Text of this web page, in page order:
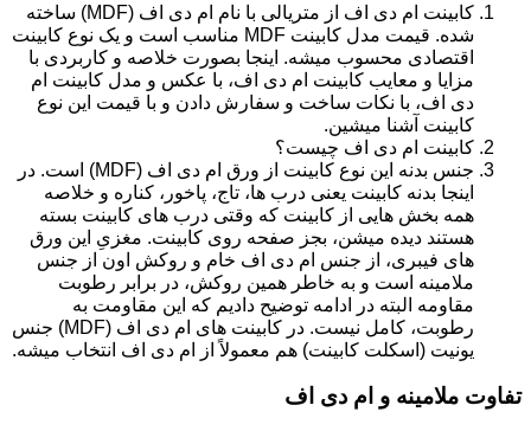
کابینت ام دی اف از متریالی با نام ام دی اف (MDF) ساخته
شده. قیمت مدل کابینت MDF مناسب است و یک نوع کابینت
اقتصادی محسوب میشه. اینجا بصورت خلاصه و کاربردی با
مزایا و معایب کابینت ام دی اف، با عکس و مدل کابینت ام
دی اف، با نکات ساخت و سفارش دادن و با قیمت این نوع
کابینت آشنا میشین.
کابینت ام دی اف چیست؟
جنس بدنه این نوع کابینت از ورق ام دی اف (MDF) است. در
اینجا بدنه کابینت یعنی درب ها، تاج، پاخور، کناره و خلاصه
همه بخش هایی از کابینت که وقتی درب های کابینت بسته
هستند دیده میشن، بجز صفحه روی کابینت. مغزیِ این ورق
های فیبری، از جنس ام دی اف خام و روکش اون از جنس
ملامینه است و به خاطر همین روکش، در برابر رطوبت
مقاومه البته در ادامه توضیح دادیم که این مقاومت به
رطوبت، کامل نیست. در کابینت های ام دی اف (MDF) جنس
یونیت (اسکلت کابینت) هم معمولاً از ام دی اف انتخاب میشه.
تفاوت ملامینه و ام دی اف